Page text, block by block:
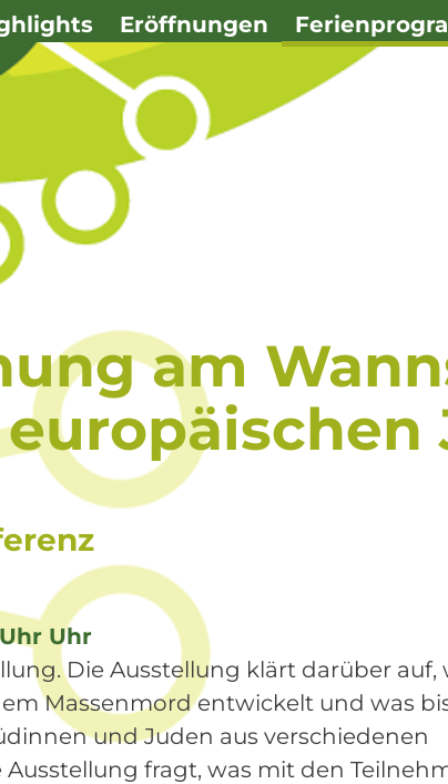
Eröffnungen
am
Uhr
Die Ausstellung klärt darüber auf,
Massenmord entwickelt und was
und Juden aus verschiedenen
fragt, was mit den